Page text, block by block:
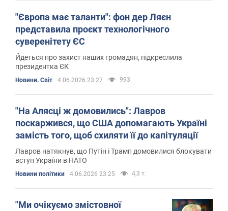
"Європа має таланти": фон дер Ляєн
представила проєкт технологічного
суверенітету ЄС
Йдеться про захист наших громадян, підкреслила
президентка ЄК
Новини. Світ 4.06.2026 23:27 993
"На Алясці ж домовились": Лавров
поскаржився, що США допомагають Україні
замість того, щоб схиляти її до капітуляції
Лавров натякнув, що Путін і Трамп домовилися блокувати
вступ України в НАТО
Новини політики 4.06.2026 23:25 4,3 т.
"Ми очікуємо змістовної